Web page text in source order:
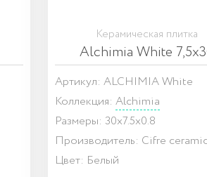
Керамическая плитка
Alchimia White
Артикул: ALCHIMIA White
Коллекция: Alchimia
Размеры: 30x7.5x0.8
Производитель: Cifre
Цвет: Белый